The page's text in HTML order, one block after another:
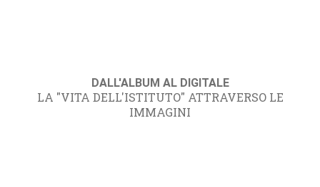
DALL'ALBUM AL DIGITALE
LA "VITA DELL'ISTITUTO" ATTRAVERSO LE
IMMAGINI